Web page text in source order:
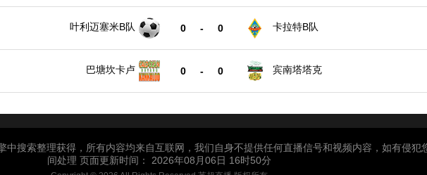
叶利迈塞米B队 0 - 0 卡拉特B队
巴塘坎卡卢 0 - 0 宾南塔塔克
中搜索整理获得，所有内容均来自互联网，我们自身不提供任何直播信号和视频内容，如有侵
间处理 页面更新时间： 2026年08月06日 16时50分